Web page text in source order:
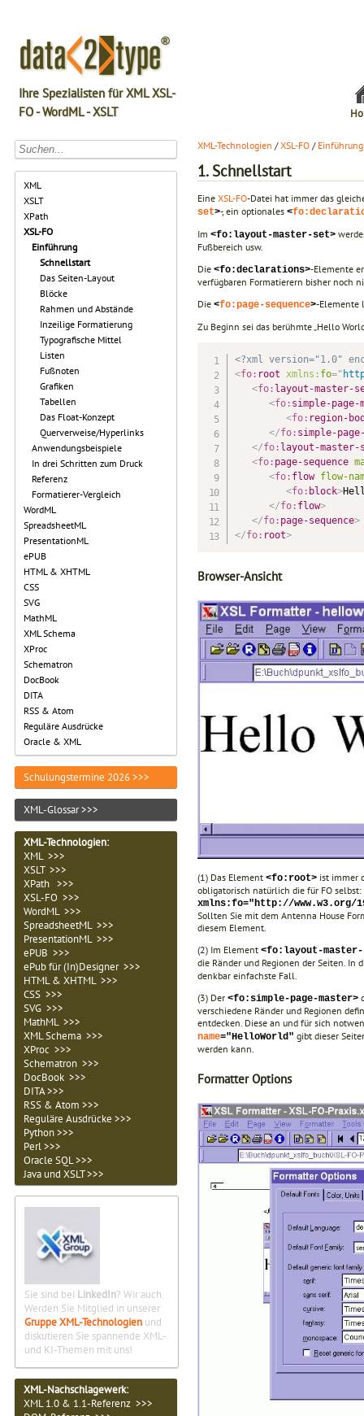
Ihre Spezialisten für XML XSL-
FO - WordML - XSLT
XML
XSLT
XPath
XSL-FO
Einführung
Schnellstart
Das Seiten-Layout
Blöcke
Rahmen und Abstände
Inzeilige Formatierung
Typografische Mittel
Listen
Fußnoten
Grafiken
Tabellen
Das Float-Konzept
Querverweise/Hyperlinks
Anwendungsbeispiele
In drei Schritten zum Druck
Referenz
Formatierer-Vergleich
WordML
SpreadsheetML
PresentationML
ePUB
HTML & XHTML
CSS
SVG
MathML
XML Schema
XProc
Schematron
DocBook
DITA
RSS & Atom
Reguläre Ausdrücke
Oracle & XML
Schulungstermine 2026 >>>
XML-Glossar >>>
XML-Technologien:
XML >>>
XSLT >>>
XPath >>>
XSL-FO >>>
WordML >>>
SpreadsheetML >>>
PresentationML >>>
ePUB >>>
ePub für (In)Designer >>>
HTML & XHTML >>>
CSS >>>
SVG >>>
MathML >>>
XML Schema >>>
XProc >>>
Schematron >>>
DocBook >>>
DITA >>>
RSS & Atom >>>
Reguläre Ausdrücke >>>
Python >>>
Perl >>>
Oracle SQL >>>
Java und XSLT >>>
Sie sind bei LinkedIn? Wir auch.
Werden Sie Mitglied in unserer
Gruppe XML-Technologien und
diskutieren Sie spannende XML-
und KI-Themen mit uns!
XML-Nachschlagewerk:
XML 1.0 & 1.1-Referenz >>>
XML-Technologien /XSL-FO / Einführung
1. Schnellstart
Eine XSL-FO-Datei hat immer das
set>-, ein optionales <
Im <fo:layout-master-set>
Fußbereich usw.
Die <fo:declarations>-Elemente
verfügbaren Formatierern bisher noch
Die <fo:page-sequence>-Elemente
Zu Beginn sei das berühmte „Hello
<?xml version="1.0"
<fo: root xmlns: fo="
<fo: layout-master-
<fo: simple-page-
<fo: region-
</fo: simple-
</fo: layout-master-
<fo: page-sequence
<fo: flow
flow-
<fo: block>
</fo: flow>
</fo: page-sequence>
</fo: root>
Browser-Ansicht
(1) Das Element <fo:root> ist immer
obligatorisch natürlich die für FO selbst:
xmlns:fo="http://www.w3.org/
Sollten Sie mit dem Antenna House
diesem Element.
(2) Im Element <fo:layout-
die Ränder und Regionen der Seiten.
denkbar einfachste Fall.
(3) Der <fo:simple-page-master>
verschiedene Ränder und Regionen
entdecken. Diese an und für sich
name="HelloWorld" gibt dieser
werden kann.
Formatter Options